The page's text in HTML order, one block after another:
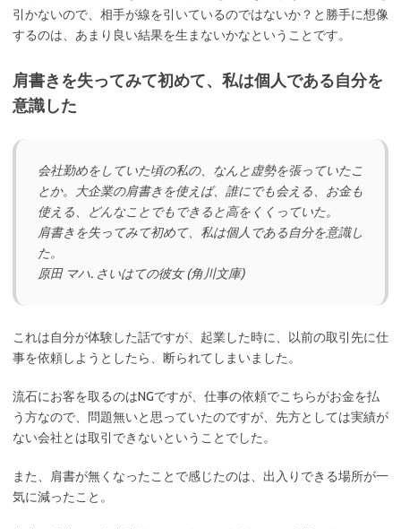
引かないので、相手が線を引いているのではないか？と勝手に想像
するのは、あまり良い結果を生まないかなということです。
肩書きを失ってみて初めて、私は個人である自分を
意識した
会社勤めをしていた頃の私の、なんと虚勢を張っていたこ
とか。大企業の肩書きを使えば、誰にでも会える、お金も
使える、どんなことでもできると高をくくっていた。
肩書きを失ってみて初めて、私は個人である自分を意識し
た。
原田 マハ. さいはての彼女 (角川文庫)
これは自分が体験した話ですが、起業した時に、以前の取引先に仕
事を依頼しようとしたら、断られてしまいました。
流石にお客を取るのはNGですが、仕事の依頼でこちらがお金を払
う方なので、問題無いと思っていたのですが、先方としては実績が
ない会社とは取引できないということでした。
また、肩書が無くなったことで感じたのは、出入りできる場所が一
気に減ったこと。